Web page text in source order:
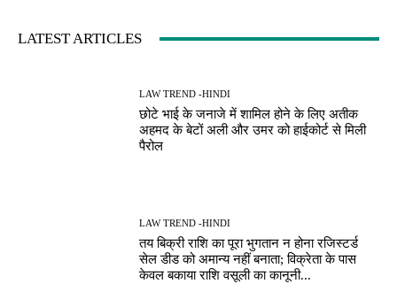
LATEST ARTICLES
LAW TREND -HINDI
छोटे भाई के जनाजे में शामिल होने के लिए अतीक
अहमद के बेटों अली और उमर को हाईकोर्ट से मिली
पैरोल
LAW TREND -HINDI
तय बिक्री राशि का पूरा भुगतान न होना रजिस्टर्ड
सेल डीड को अमान्य नहीं बनाता; विक्रेता के पास
केवल बकाया राशि वसूली का कानूनी...